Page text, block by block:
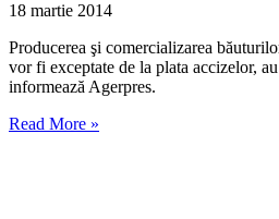
18 martie 2014
Producerea şi comercializarea
vor fi exceptate de la plata accizelor,
informează Agerpres.
Read More »